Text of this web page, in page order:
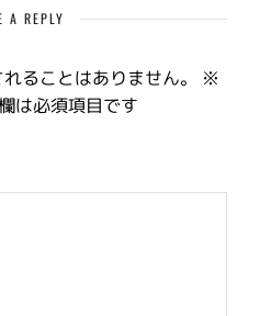
A REPLY
ることはありません。
※
は必須項目です